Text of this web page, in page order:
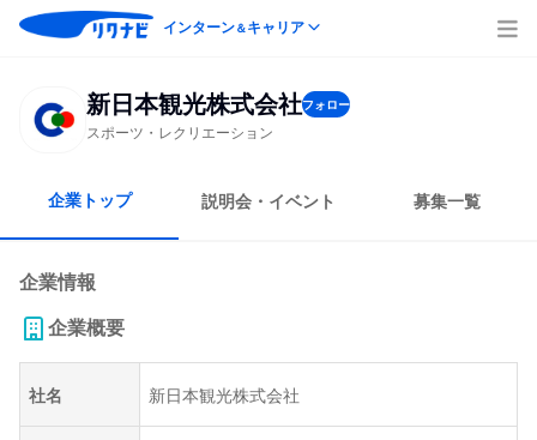
インターン＆キャリア
新日本観光株式会社フォロー
スポーツ・レクリエーション
企業トップ 説明会・イベント 募集一覧
企業情報
企業概要
社名 新日本観光株式会社